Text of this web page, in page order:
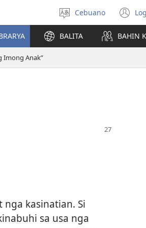
Pagpilig
pinulongan
Cebuano
BALITA BAHIN
Imong Anak”
kasinatian. Si
sa usa nga